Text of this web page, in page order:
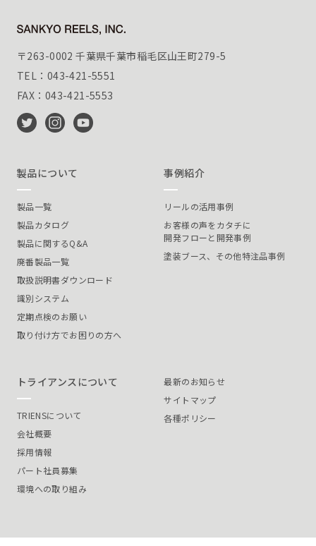
〒263-0002 千葉県千葉市稲毛区山王町279-5
TEL：043-421-5551
FAX：043-421-5553
製品について
製品一覧
製品カタログ
製品に関するQ&A
廃番製品一覧
取扱説明書ダウンロード
識別システム
定期点検のお願い
取り付け方でお困りの方へ
事例紹介
リールの活用事例
お客様の声をカタチに
開発フローと開発事例
塗装ブース、その他特注品事例
トライアンスについて
TRIENSについて
会社概要
採用情報
パート社員募集
環境への取り組み
最新のお知らせ
サイトマップ
各種ポリシー